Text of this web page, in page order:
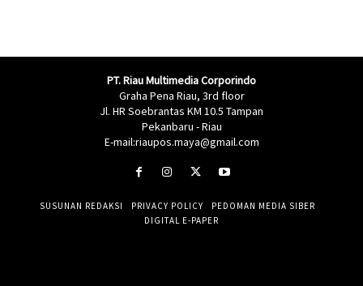
PT. Riau Multimedia Corporindo
Graha Pena Riau, 3rd floor
Jl. HR Soebrantas KM 10.5 Tampan
Pekanbaru - Riau
E-mail:riaupos.maya@gmail.com
SUSUNAN REDAKSI PRIVACY POLICY
PEDOMAN MEDIA SIBER
DIGITAL E-PAPER